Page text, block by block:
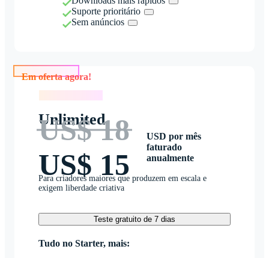
Suporte prioritário
Sem anúncios
Unlimited
US$ 18
US$ 15
USD por mês
faturado
anualmente
Para criadores maiores que produzem em escala e
exigem liberdade criativa
Teste gratuito de 7 dias
Tudo no Starter, mais: